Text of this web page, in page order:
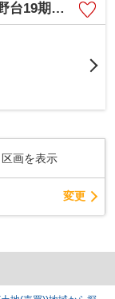
期 1号地
区画を表示
変更